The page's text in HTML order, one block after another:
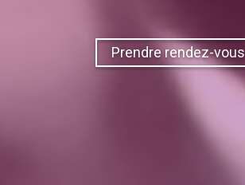
Prendre rendez-vous